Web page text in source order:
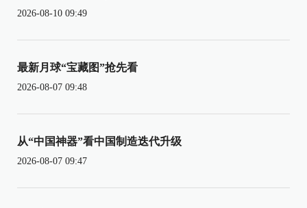
2026-08-10 09:49
最新月球“宝藏图”抢先看
2026-08-07 09:48
从“中国神器”看中国制造迭代升级
2026-08-07 09:47